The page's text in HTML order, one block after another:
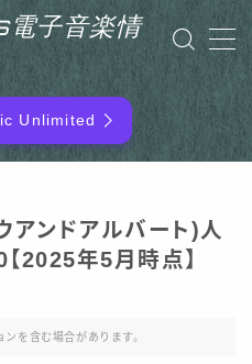
子音楽情
Unlimited
ンドアルバート)人
2025年5月時点】
を含む場合があります。